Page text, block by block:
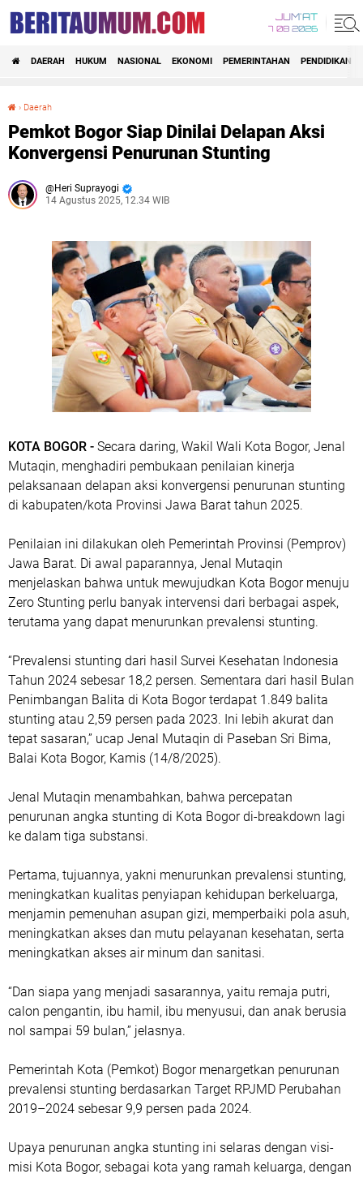
JUM'AT
7 08 2026
DAERAH HUKUM NASIONAL EKONOMI PEMERINTAHAN PENDIDIKAN
› Daerah
Pemkot Bogor Siap Dinilai Delapan Aksi
Konvergensi Penurunan Stunting
Heri Suprayogi
14 Agustus 2025, 12.34 WIB
KOTA BOGOR - Secara daring, Wakil Wali Kota Bogor, Jenal
Mutaqin, menghadiri pembukaan penilaian kinerja
pelaksanaan delapan aksi konvergensi penurunan stunting
di kabupaten/kota Provinsi Jawa Barat tahun 2025.
Penilaian ini dilakukan oleh Pemerintah Provinsi (Pemprov)
Jawa Barat. Di awal paparannya, Jenal Mutaqin
menjelaskan bahwa untuk mewujudkan Kota Bogor menuju
Zero Stunting perlu banyak intervensi dari berbagai aspek,
terutama yang dapat menurunkan prevalensi stunting.
“Prevalensi stunting dari hasil Survei Kesehatan Indonesia
Tahun 2024 sebesar 18,2 persen. Sementara dari hasil Bulan
Penimbangan Balita di Kota Bogor terdapat 1.849 balita
stunting atau 2,59 persen pada 2023. Ini lebih akurat dan
tepat sasaran,” ucap Jenal Mutaqin di Paseban Sri Bima,
Balai Kota Bogor, Kamis (14/8/2025).
Jenal Mutaqin menambahkan, bahwa percepatan
penurunan angka stunting di Kota Bogor di-breakdown lagi
ke dalam tiga substansi.
Pertama, tujuannya, yakni menurunkan prevalensi stunting,
meningkatkan kualitas penyiapan kehidupan berkeluarga,
menjamin pemenuhan asupan gizi, memperbaiki pola asuh,
meningkatkan akses dan mutu pelayanan kesehatan, serta
meningkatkan akses air minum dan sanitasi.
“Dan siapa yang menjadi sasarannya, yaitu remaja putri,
calon pengantin, ibu hamil, ibu menyusui, dan anak berusia
nol sampai 59 bulan,” jelasnya.
Pemerintah Kota (Pemkot) Bogor menargetkan penurunan
prevalensi stunting berdasarkan Target RPJMD Perubahan
2019–2024 sebesar 9,9 persen pada 2024.
Upaya penurunan angka stunting ini selaras dengan visi-
misi Kota Bogor, sebagai kota yang ramah keluarga, dengan